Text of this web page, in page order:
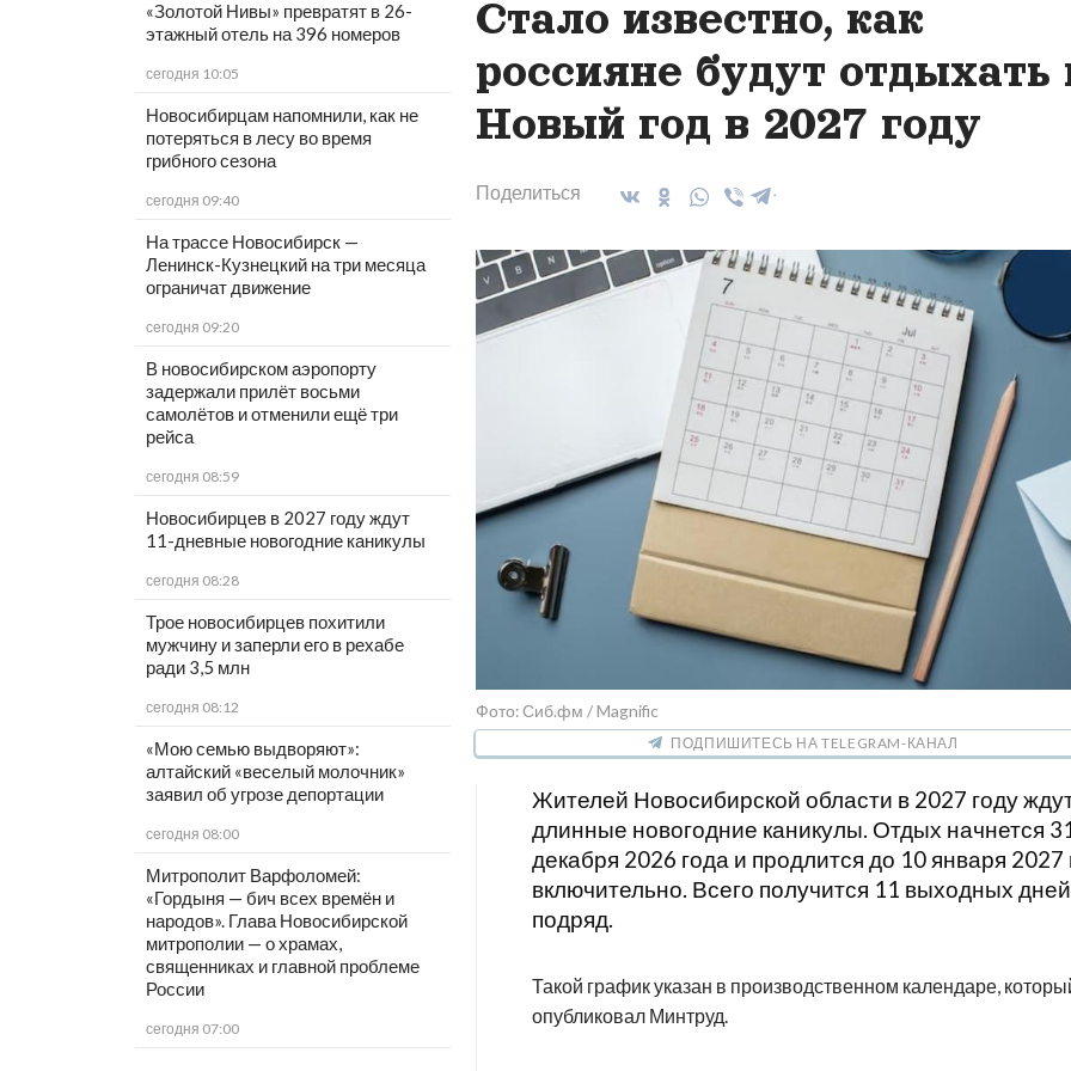
«Золотой Нивы» превратят в 26-
этажный отель на 396 номеров
сегодня 10:05
Новосибирцам напомнили, как не
потеряться в лесу во время
грибного сезона
сегодня 09:40
На трассе Новосибирск —
Ленинск-Кузнецкий на три месяца
ограничат движение
сегодня 09:20
В новосибирском аэропорту
задержали прилёт восьми
самолётов и отменили ещё три
рейса
сегодня 08:59
Новосибирцев в 2027 году ждут
11-дневные новогодние каникулы
сегодня 08:28
Трое новосибирцев похитили
мужчину и заперли его в рехабе
ради 3,5 млн
сегодня 08:12
«Мою семью выдворяют»:
алтайский «веселый молочник»
заявил об угрозе депортации
сегодня 08:00
Митрополит Варфоломей:
«Гордыня — бич всех времён и
народов». Глава Новосибирской
митрополии — о храмах,
священниках и главной проблеме
России
сегодня 07:00
Стало известно, как
россияне будут отдыхать
Новый год в 2027 году
Поделиться
Фото: Сиб.фм / Magnific
ПОДПИШИТЕСЬ НА TELEGRAM-КАНАЛ
Жителей Новосибирской области в 2027 году
длинные новогодние каникулы. Отдых начнется
декабря 2026 года и продлится до 10 января 2027
включительно. Всего получится 11 выходных дней
подряд.
Такой график указан в производственном календаре,
опубликовал Минтруд.